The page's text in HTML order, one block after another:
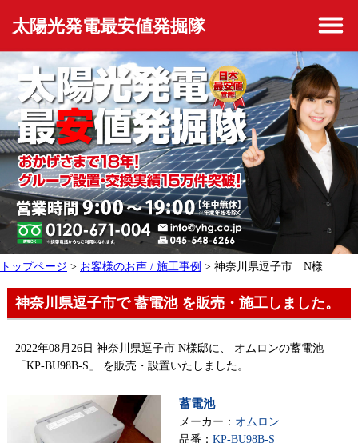
太陽光発電最安値発掘隊
トップページ > お客様のお声 / 施工事例 > 神奈川県逗子市 N様
神奈川県逗子市で 蓄電池 を販売・施工しました。
2022年08月26日 神奈川県逗子市 N様邸に、 オムロンの蓄電池
「KP-BU98B-S」 を販売・設置いたしました。
蓄電池
メーカー： オムロン
品番： KP-BU98B-S